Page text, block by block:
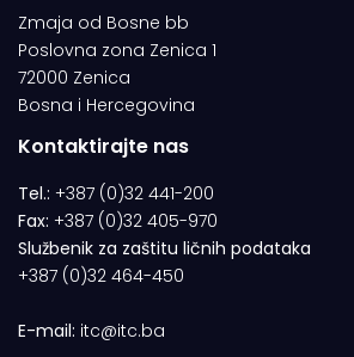
Zmaja od Bosne bb
Poslovna zona Zenica 1
72000 Zenica
Bosna i Hercegovina
Kontaktirajte nas
Tel.: +387 (0)32 441-200
Fax: +387 (0)32 405-970
Službenik za zaštitu ličnih podataka
+387 (0)32 464-450
E-mail: itc@itc.ba